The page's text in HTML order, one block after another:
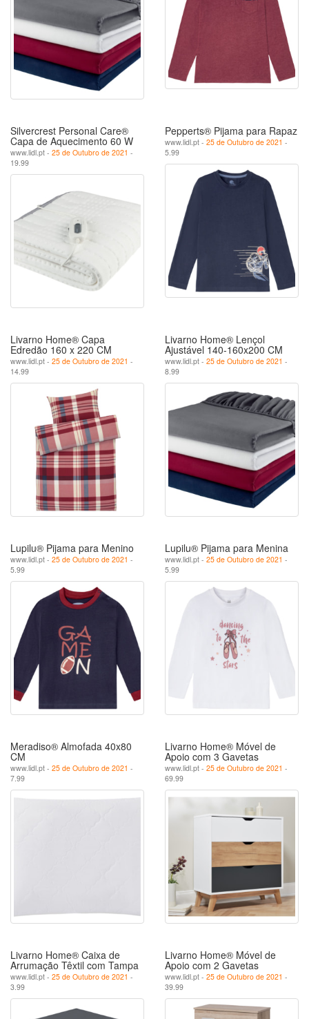
Silvercrest Personal Care®
Capa de Aquecimento 60 W
www.lidl.pt - 25 de Outubro de 2021 -
19.99
Pepperts® Pijama para Rapaz
www.lidl.pt - 25 de Outubro de 2021 -
5.99
Livarno Home® Capa
Edredão 160 x 220 CM
www.lidl.pt - 25 de Outubro de 2021 -
14.99
Livarno Home® Lençol
Ajustável 140-160x200 CM
www.lidl.pt - 25 de Outubro de 2021 -
8.99
Lupilu® Pijama para Menino
www.lidl.pt - 25 de Outubro de 2021 -
5.99
Lupilu® Pijama para Menina
www.lidl.pt - 25 de Outubro de 2021 -
5.99
Meradiso® Almofada 40x80
CM
www.lidl.pt - 25 de Outubro de 2021 -
7.99
Livarno Home® Móvel de
Apoio com 3 Gavetas
www.lidl.pt - 25 de Outubro de 2021 -
69.99
Livarno Home® Caixa de
Arrumação Têxtil com Tampa
www.lidl.pt - 25 de Outubro de 2021 -
3.99
Livarno Home® Móvel de
Apoio com 2 Gavetas
www.lidl.pt - 25 de Outubro de 2021 -
39.99